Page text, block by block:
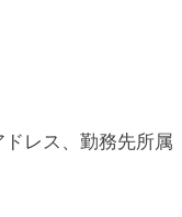
レス、勤務先所属